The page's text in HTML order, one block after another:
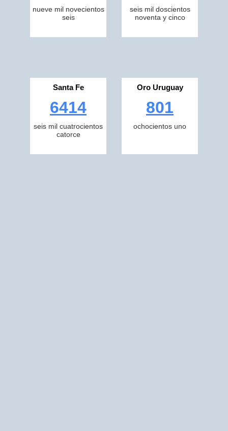
nueve mil novecientos
seis
seis mil doscientos
noventa y cinco
Santa Fe
6414
seis mil cuatrocientos
catorce
Oro Uruguay
801
ochocientos uno